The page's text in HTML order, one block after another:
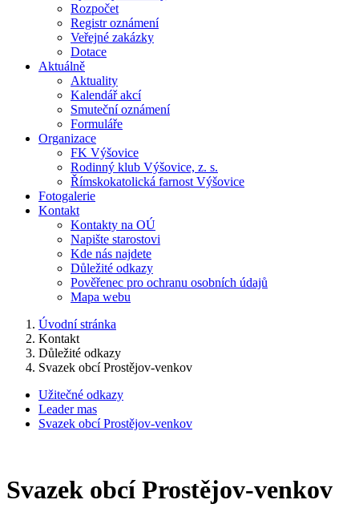
Rozpočet
Registr oznámení
Veřejné zakázky
Dotace
Aktuálně
Aktuality
Kalendář akcí
Smuteční oznámení
Formuláře
Organizace
FK Výšovice
Rodinný klub Výšovice, z. s.
Římskokatolická farnost Výšovice
Fotogalerie
Kontakt
Kontakty na OÚ
Napište starostovi
Kde nás najdete
Důležité odkazy
Pověřenec pro ochranu osobních údajů
Mapa webu
Úvodní stránka
Kontakt
Důležité odkazy
Svazek obcí Prostějov-venkov
Užitečné odkazy
Leader mas
Svazek obcí Prostějov-venkov
Svazek obcí Prostějov-venkov